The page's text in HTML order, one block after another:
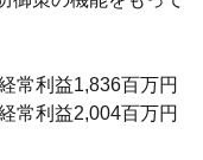
常利益1,836百万円
常利益2,004百万円